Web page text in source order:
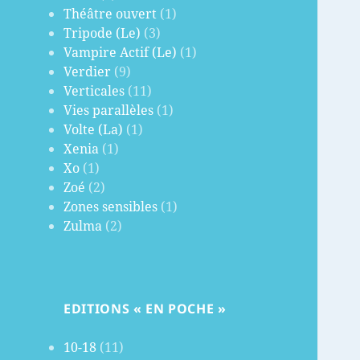
Théâtre ouvert (1)
Tripode (Le) (3)
Vampire Actif (Le) (1)
Verdier (9)
Verticales (11)
Vies parallèles (1)
Volte (La) (1)
Xenia (1)
Xo (1)
Zoé (2)
Zones sensibles (1)
Zulma (2)
EDITIONS « EN POCHE »
10-18 (11)